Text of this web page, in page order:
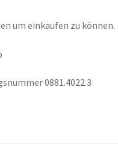
um einkaufen zu können.
0881.4022.3